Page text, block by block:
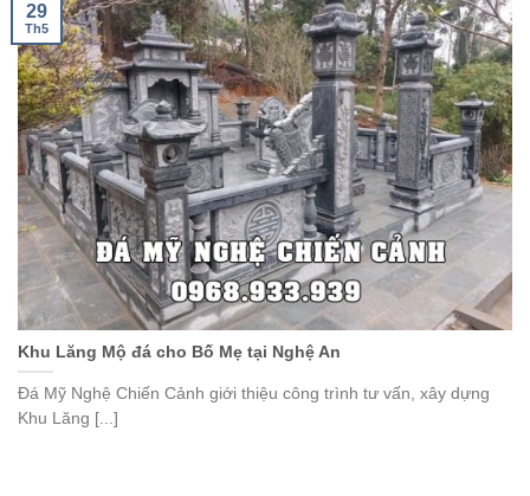
Khu Lăng Mộ đá cho Bố Mẹ tại Nghệ An
Đá Mỹ Nghệ Chiến Cảnh giới thiệu công trình tư vấn, xây dựng
Khu Lăng [...]
29
Th5